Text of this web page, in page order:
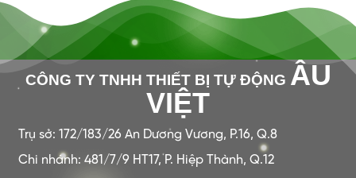
CÔNG TY TNHH THIẾT BỊ TỰ ĐỘNG ÂU
VIỆT
Trụ sở: 172/183/26 An Dương Vương, P.16, Q.8
Chi nhánh: 481/7/9 HT17, P. Hiệp Thành, Q.12